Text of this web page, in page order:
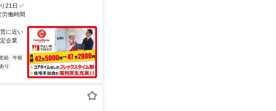
21日 ✅
労働時間
に近い
企業
給
午前
り